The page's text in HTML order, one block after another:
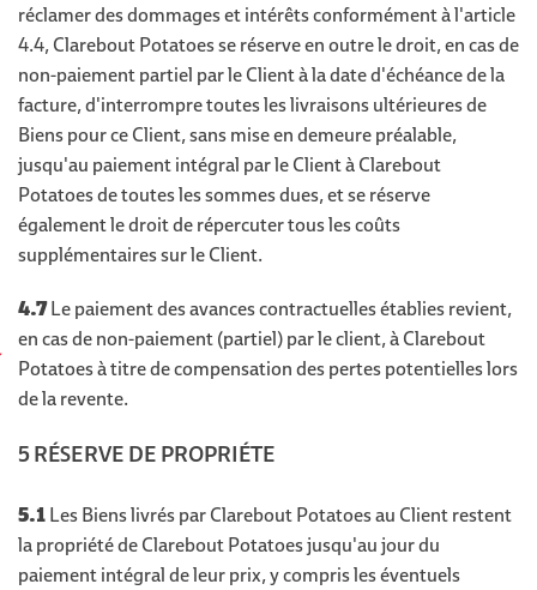
réclamer des dommages et intérêts conformément à l'article
4.4, Clarebout Potatoes se réserve en outre le droit, en cas de
non-paiement partiel par le Client à la date d'échéance de la
facture, d'interrompre toutes les livraisons ultérieures de
Biens pour ce Client, sans mise en demeure préalable,
jusqu'au paiement intégral par le Client à Clarebout
Potatoes de toutes les sommes dues, et se réserve
également le droit de répercuter tous les coûts
supplémentaires sur le Client.
4.7Le paiement des avances contractuelles établies revient,
en cas de non-paiement (partiel) par le client, à Clarebout
Potatoes à titre de compensation des pertes potentielles lors
de la revente.
5 RÉSERVE DE PROPRIÉTE
5.1Les Biens livrés par Clarebout Potatoes au Client restent
la propriété de Clarebout Potatoes jusqu'au jour du
paiement intégral de leur prix, y compris les éventuels